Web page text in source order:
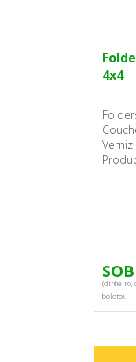
4x4
(dinheiro,
boleto).